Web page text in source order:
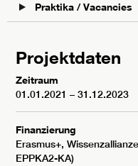
Praktika / Vacancies
Projektdaten
Zeitraum
01.01.2021 – 31.12.2023
Finanzierung
Erasmus+,
EPPKA2-KA)